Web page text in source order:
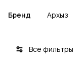
Бренд Архыз
Все фильтры